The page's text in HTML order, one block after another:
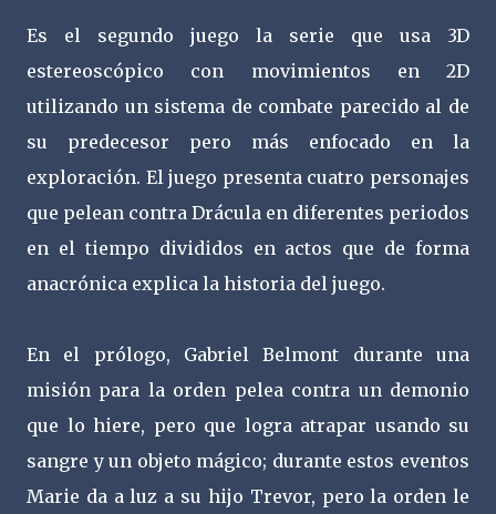
Es el segundo juego la serie que usa 3D
estereoscópico con movimientos en 2D
utilizando un sistema de combate parecido al de
su predecesor pero más enfocado en la
exploración. El juego presenta cuatro personajes
que pelean contra Drácula en diferentes periodos
en el tiempo divididos en actos que de forma
anacrónica explica la historia del juego.
En el prólogo, Gabriel Belmont durante una
misión para la orden pelea contra un demonio
que lo hiere, pero que logra atrapar usando su
sangre y un objeto mágico; durante estos eventos
Marie da a luz a su hijo Trevor, pero la orden le